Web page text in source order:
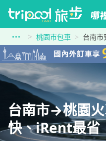
桃園市包車 台南市
台南市→桃園
快、iRent最省